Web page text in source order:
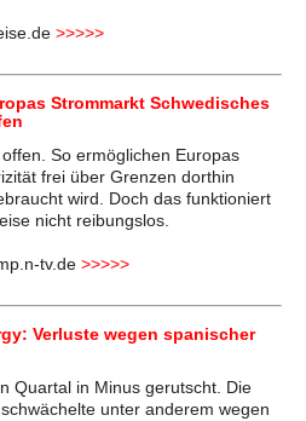
>>>>>
Strommarkt Schwedisches
So ermöglichen Europas
frei über Grenzen dorthin
wird. Doch das funktioniert
nicht reibungslos.
tv.de >>>>>
Verluste wegen spanischer
Quartal in Minus gerutscht. Die
unter anderem wegen